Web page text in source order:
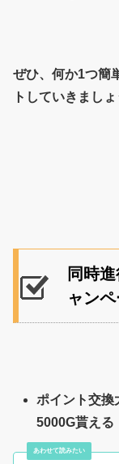
ぜひ、何か1つ簡
トしていきましょ
同時
ャン
ポイント交換
5000G貰える